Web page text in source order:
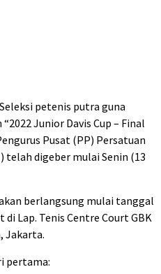
petenis putra guna
Junior Davis Cup – Final
Pusat (PP) Persatuan
telah digeber mulai Senin (13
berlangsung mulai tanggal
Lap. Tenis Centre Court GBK
Jakarta.
pertama: